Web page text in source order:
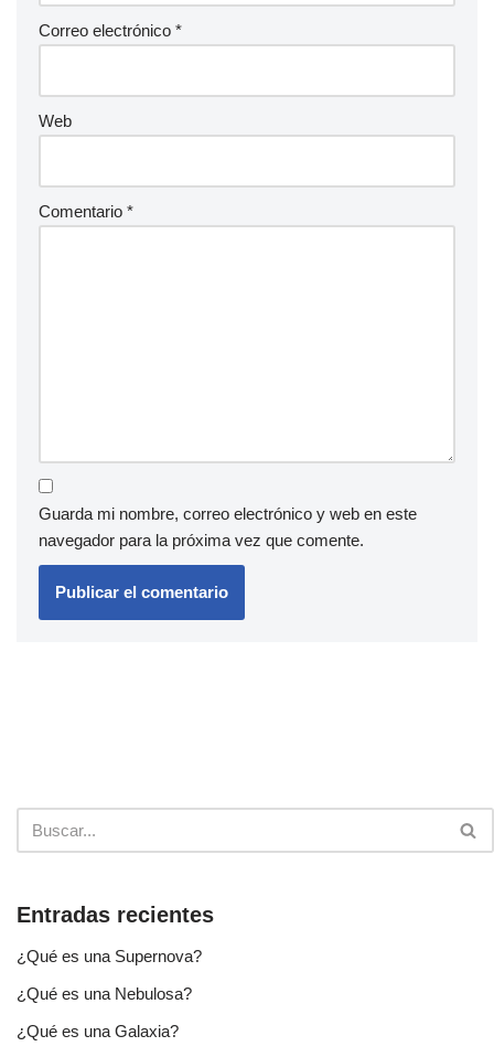
Correo electrónico *
Web
Comentario *
Guarda mi nombre, correo electrónico y web en este
navegador para la próxima vez que comente.
Entradas recientes
¿Qué es una Supernova?
¿Qué es una Nebulosa?
¿Qué es una Galaxia?